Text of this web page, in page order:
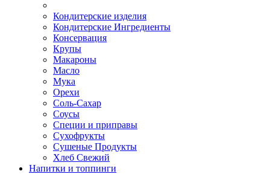
Кондитерские изделия
Кондитерские Ингредиенты
Консервация
Крупы
Макароны
Масло
Мука
Орехи
Соль-Сахар
Соусы
Специи и приправы
Сухофрукты
Сушеные Продукты
Хлеб Свежий
Напитки и топпинги